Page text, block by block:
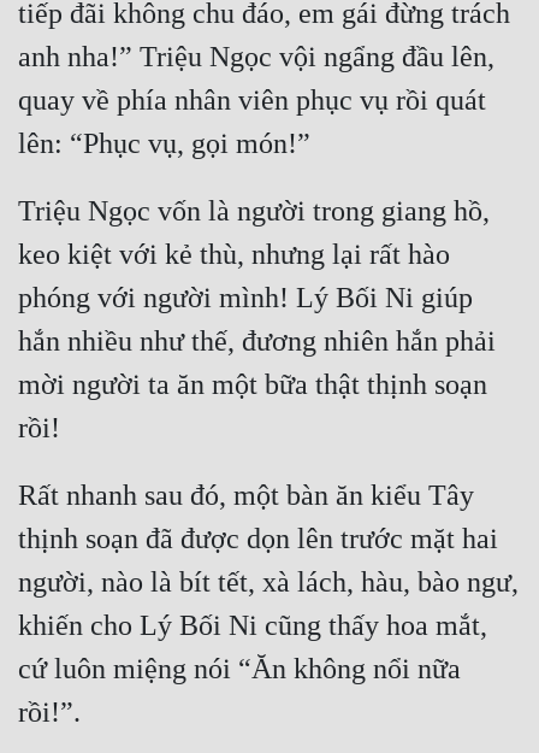
tiếp đãi không chu đáo, em gái đừng trách
anh nha!” Triệu Ngọc vội ngẩng đầu lên,
quay về phía nhân viên phục vụ rồi quát
Triệu Ngọc vốn là người trong giang hồ,
keo kiệt với kẻ thù, nhưng lại rất hào
phóng với người mình! Lý Bối Ni giúp
hắn nhiều như thế, đương nhiên hắn phải
mời người ta ăn một bữa thật thịnh soạn
Rất nhanh sau đó, một bàn ăn kiểu Tây
thịnh soạn đã được dọn lên trước mặt hai
người, nào là bít tết, xà lách, hàu, bào ngư,
khiến cho Lý Bối Ni cũng thấy hoa mắt,
cứ luôn miệng nói “Ăn không nổi nữa